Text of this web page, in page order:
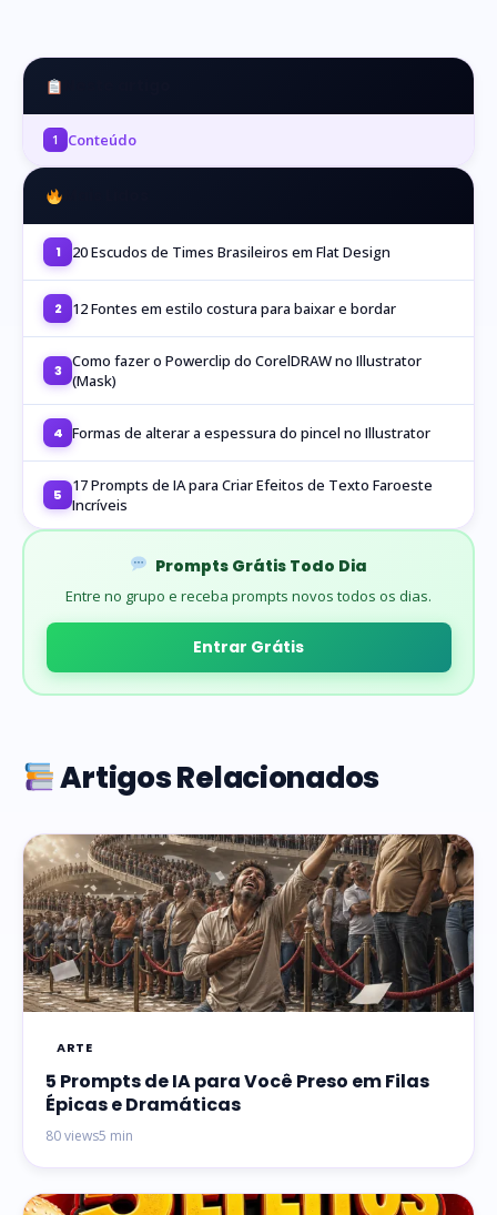
1 Conteúdo
1 20 Escudos de Times Brasileiros em Flat Design
2 12 Fontes em estilo costura para baixar e bordar
3 Como fazer o Powerclip do CorelDRAW no Illustrator
(Mask)
4 Formas de alterar a espessura do pincel no Illustrator
5
17 Prompts de IA para Criar Efeitos de Texto Faroeste
Incríveis
Prompts Grátis Todo Dia
Entre no grupo e receba prompts novos todos os dias.
Entrar Grátis
Artigos Relacionados
ARTE
5 Prompts de IA para Você Preso em Filas
Épicas e Dramáticas
80 views5 min